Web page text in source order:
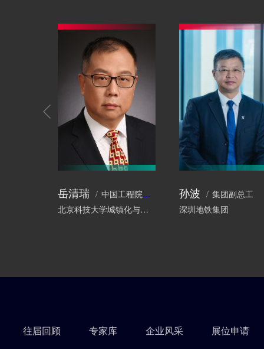
岳清瑞
中国工程院院士、工程结构专家
北京科技大学城镇化与城市安全研究院
孙波
集团副总工
深圳地铁集团
往届回顾 专家库 企业风采 展位申请